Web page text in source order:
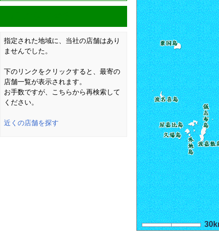
指定された地域に、当社の店舗はあり
ませんでした。
下のリンクをクリックすると、最寄の
店舗一覧が表示されます。
お手数ですが、こちらから再検索して
ください。
近くの店舗を探す